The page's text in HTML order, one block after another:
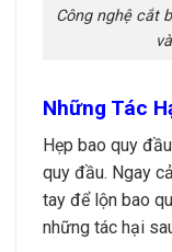
Công nghệ cắt
Những Tác
Hẹp bao quy
quy đầu. Ngay
tay để lộn bao
những tác hại